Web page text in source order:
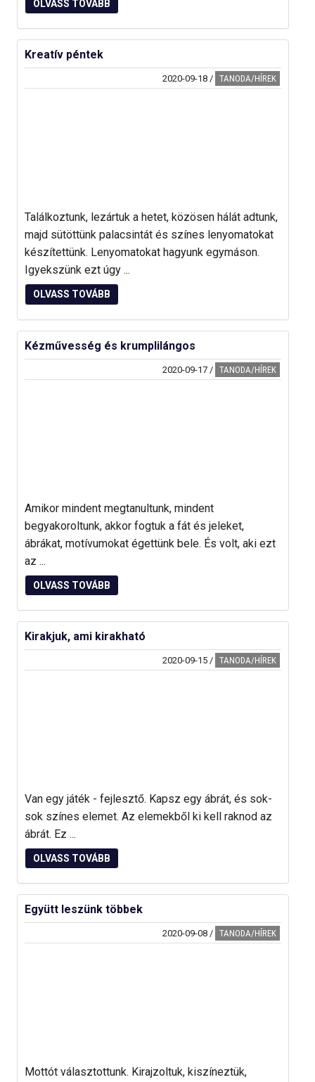
OLVASS TOVÁBB
Kreatív péntek
2020-09-18/ TANODA/HÍREK
Találkoztunk, lezártuk a hetet, közösen hálát adtunk,
majd sütöttünk palacsintát és színes lenyomatokat
készítettünk. Lenyomatokat hagyunk egymáson.
Igyekszünk ezt úgy ...
OLVASS TOVÁBB
Kézművesség és krumplilángos
2020-09-17/ TANODA/HÍREK
Amikor mindent megtanultunk, mindent
begyakoroltunk, akkor fogtuk a fát és jeleket,
ábrákat, motívumokat égettünk bele. És volt, aki ezt
az ...
OLVASS TOVÁBB
Kirakjuk, ami kirakható
2020-09-15/ TANODA/HÍREK
Van egy játék - fejlesztő. Kapsz egy ábrát, és sok-
sok színes elemet. Az elemekből ki kell raknod az
ábrát. Ez ...
OLVASS TOVÁBB
Együtt leszünk többek
2020-09-08/ TANODA/HÍREK
Mottót választottunk. Kirajzoltuk, kiszíneztük,